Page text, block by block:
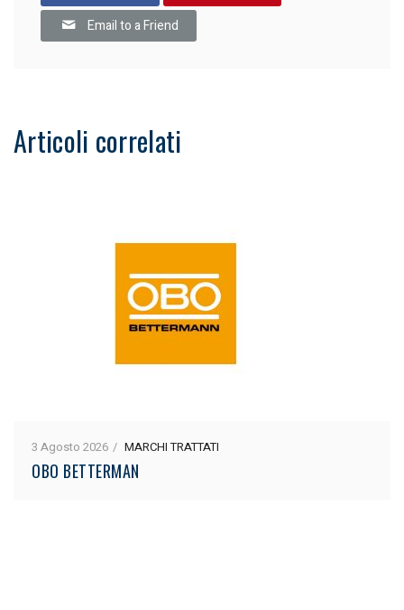
Email to a Friend
Articoli correlati
3 Agosto 2026 MARCHI TRATTATI
OBO BETTERMAN